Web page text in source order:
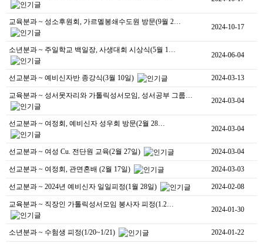
교육분과 ~ 성소후원회, 가르멜봉쇄수도원 방문(9월 2…
2024-10-17
소년분과 ~ 주일학교 백일장, 사생대회 시상식(5월 1…
2024-06-04
선교분과 ~ 예비신자반 종강식(3월 10일) 2024-03-13
교육분과 ~ 성서못자리와 가톨릭성서모임, 성서공부 그룹…
2024-03-04
선교분과 ~ 여정회, 예비신자 성우회 방문(2월 28…
2024-03-04
선교분과 ~ 여성 Cu. 전단원 교육(2월 27일) 2024-03-04
선교분과 ~ 여정회, 관면혼배 (2월 17일) 2024-03-03
선교분과 ~ 2024년 예비신자 일일피정(1월 28일) 2024-02-08
교육분과 ~ 직장인 가톨릭성서모임 봉사자 피정(1.2…
2024-01-30
소년분과 ~ 수험생 피정(1/20~1/21) 2024-01-22